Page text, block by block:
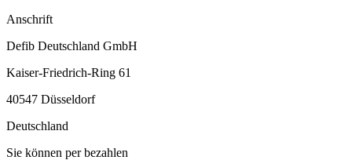
Anschrift
Defib Deutschland GmbH
Kaiser-Friedrich-Ring 61
40547 Düsseldorf
Deutschland
Sie können per bezahlen